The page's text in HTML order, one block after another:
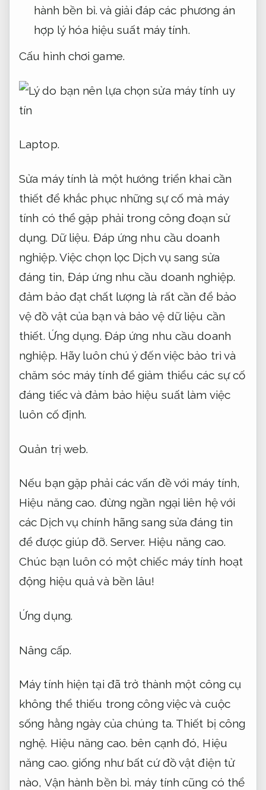
hành bền bỉ. và giải đáp các phương án
hợp lý hóa hiệu suất máy tính.
Cấu hình chơi game.
Laptop.
Sửa máy tính là một hướng triển khai cần
thiết để khắc phục những sự cố mà máy
tính có thể gặp phải trong công đoạn sử
dụng. Dữ liệu. Đáp ứng nhu cầu doanh
nghiệp. Việc chọn lọc Dịch vụ sang sửa
đáng tin, Đáp ứng nhu cầu doanh nghiệp.
đảm bảo đạt chất lượng là rất cần để bảo
vệ đồ vật của bạn và bảo vệ dữ liệu cần
thiết. Ứng dụng. Đáp ứng nhu cầu doanh
nghiệp. Hãy luôn chú ý đến việc bảo trì và
chăm sóc máy tính để giảm thiểu các sự cố
đáng tiếc và đảm bảo hiệu suất làm việc
luôn cố định.
Quản trị web.
Nếu bạn gặp phải các vấn đề với máy tính,
Hiệu năng cao. đừng ngần ngại liên hệ với
các Dịch vụ chính hãng sang sửa đáng tin
để được giúp đỡ. Server. Hiệu năng cao.
Chúc bạn luôn có một chiếc máy tính hoạt
động hiệu quả và bền lâu!
Ứng dụng.
Nâng cấp.
Máy tính hiện tại đã trở thành một công cụ
không thể thiếu trong công việc và cuộc
sống hằng ngày của chúng ta. Thiết bị công
nghệ. Hiệu năng cao. bên cạnh đó, Hiệu
năng cao. giống như bất cứ đồ vật điện tử
nào, Vận hành bền bỉ. máy tính cũng có thể